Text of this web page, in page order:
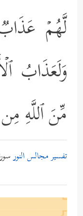
لَّهُمۡ
وَلَعَذَابُ
مِّنَ ٱللَّهِ
تفسير مجالس النور